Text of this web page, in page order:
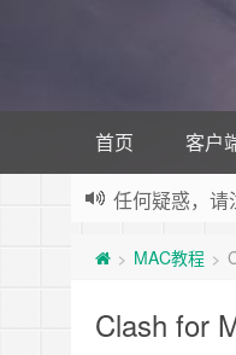
首页 客户
任何疑惑，
欢迎访问
> MAC教程 >
Clash for